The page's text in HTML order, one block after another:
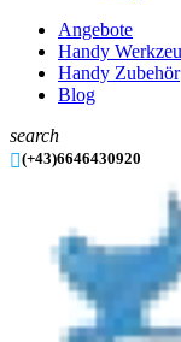
Angebote
Handy
Handy Zubehör
Blog
search
(+43)6646430920